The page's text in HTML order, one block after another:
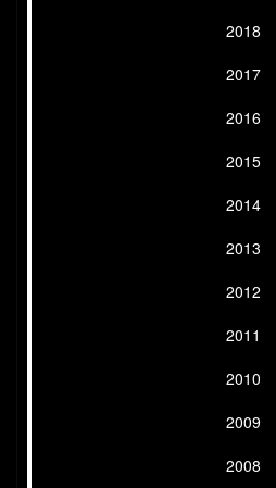
2018
2017
2016
2015
2014
2013
2012
2011
2010
2009
2008